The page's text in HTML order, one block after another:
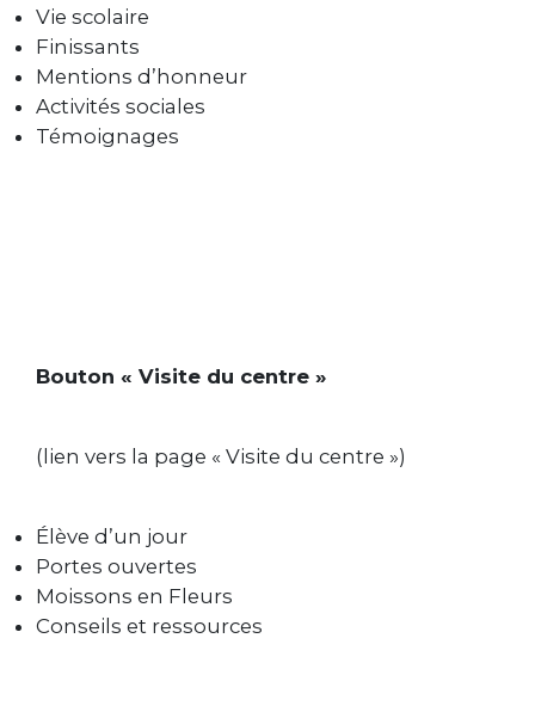
Vie scolaire
Finissants
Mentions d’honneur
Activités sociales
Témoignages
Bouton « Visite du centre »
(lien vers la page « Visite du centre »)
Élève d’un jour
Portes ouvertes
Moissons en Fleurs
Conseils et ressources